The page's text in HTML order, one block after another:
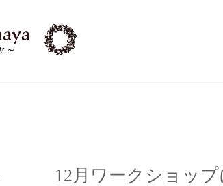
12月ワークショッ